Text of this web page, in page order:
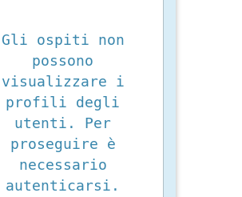
Gli ospiti non
possono
visualizzare i
profili degli
utenti. Per
proseguire è
necessario
autenticarsi.